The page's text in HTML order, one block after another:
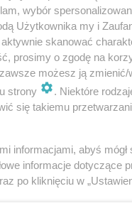
więdnięcie,
pod trawnikami,
wybór
Użytkownika my i
skanować
prosimy o zgodę na
możesz ją
strony
. Niektóre
się takiemu
informacjami, abyś
informacje dotyczące
po kliknięciu w